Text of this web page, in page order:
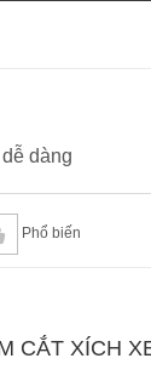
dàng
Phổ biến
CẮT XÍCH